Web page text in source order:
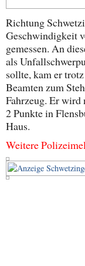
Richtung
Geschwindigkeit
gemessen. An
als
sollte, kam er
Beamten zum
Fahrzeug. Er wird
2 Punkte in
Haus.
Weitere